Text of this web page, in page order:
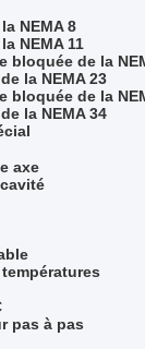
NEMA 8
NEMA 11
bloquée de la
la NEMA 23
bloquée de la
la NEMA 34
axe
pas à pas